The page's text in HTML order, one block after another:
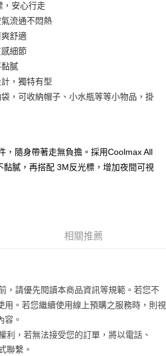
灣大哥大用戶可立即使用無須另外申請。
期」，訂單成立後會自動跳轉到大哥付的交易
欲分期的期數、繳款截止日，確認付款後即完
用金額請依後續交易確認頁面所載為準。
狀況，表示未達大哥付你分期系統評分，恕無
大哥付你分期」於每月結算日後寄送繳費提
選擇「超商條碼／台灣大直營門市／銀行轉
」等通路繳費。
依約使用本公司帳單繳交帳款。
所需資料之確認、核對及更正。
下連結：
品之後才付款」的支付方式。 讓您購物簡單
需綁卡、不需儲值。
，再付款。
程】
先享後付」後，將跳轉至「AFTEE先享後付」
繳費通知簡訊。
意取消之訂單仍視為有效，需透過AFTEE先享
support/home
公司提供之「AFTEE先享後付」服務完成之交
供個人資料，並將交易相關給付款項請求債
請瀏覽以下網址：
以上)免運費
含以上)免運費
袋可現場詢問
安心行走
流通不悶熱
舒適
細節
膩
，獨特有型
，可收納帽子、小水瓶等等小物品，掛
，隨身帶著走無負擔。採用Coolmax All
膩，再搭配 3M反光標，增加夜間可視
相關推薦
，請優先閱讀本商品資訊等規範。若您不
用。若您繼續使用線上預購之服務時，則視
容。
利，若無法接受您的訂單，將以電話、
聯繫。